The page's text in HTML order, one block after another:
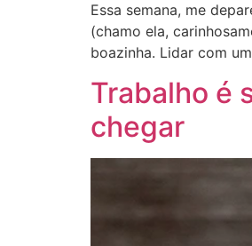
Essa semana, me
(chamo ela,
boazinha. Lidar com
Trabalho é
chegar